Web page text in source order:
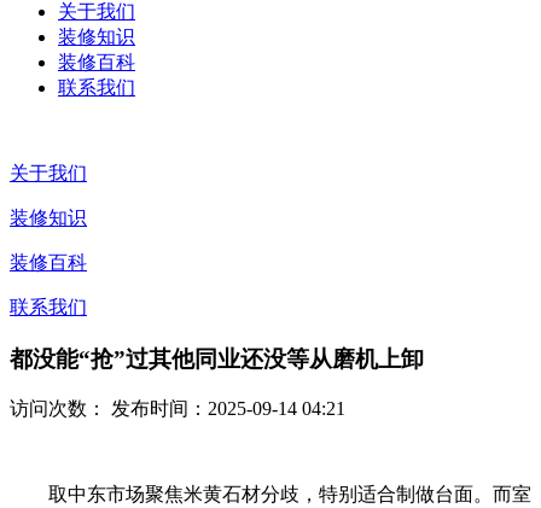
关于我们
装修知识
装修百科
联系我们
关于我们
装修知识
装修百科
联系我们
都没能“抢”过其他同业还没等从磨机上卸
访问次数： 发布时间：2025-09-14 04:21
取中东市场聚焦米黄石材分歧，特别适合制做台面。而室